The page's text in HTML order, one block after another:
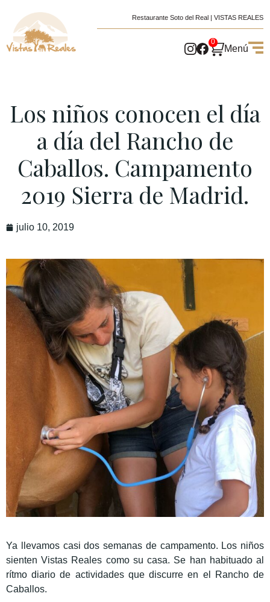
Restaurante Soto del Real | VISTAS REALES
0
Menú
Los niños conocen el día
a día del Rancho de
Caballos. Campamento
2019 Sierra de Madrid.
julio 10, 2019
Ya llevamos casi dos semanas de campamento. Los niños
sienten Vistas Reales como su casa. Se han habituado al
rítmo diario de actividades que discurre en el Rancho de
Caballos.